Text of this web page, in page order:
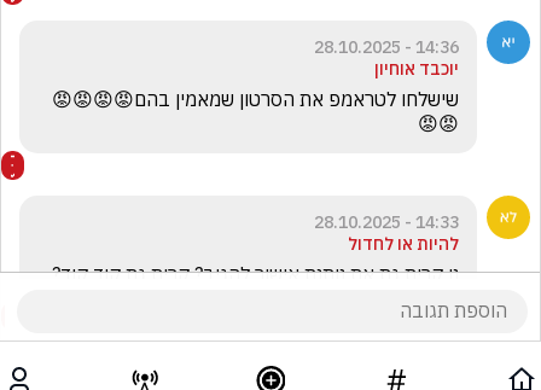
14:36 - 28.10.2025
יוכבד אוחיון
שישלחו לטראמפ את הסרטון שמאמין בהם😡😡😡😡
😡😡
14:33 - 28.10.2025
להיות או לחדול
נו קרית גת את נותנת אישור להגיב? קרית גת קוד קוד?